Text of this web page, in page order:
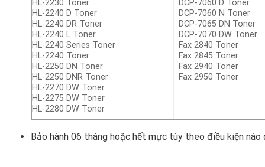
HL-2230 Toner
HL-2240 D Toner
HL-2240 DR Toner
HL-2240 L Toner
HL-2240 Series Toner
HL-2240 Toner
HL-2250 DN Toner
HL-2250 DNR Toner
HL-2270 DW Toner
HL-2275 DW Toner
HL-2280 DW Toner
DCP-7060 D Toner
DCP-7060 N Toner
DCP-7065 DN Toner
DCP-7070 DW Toner
Fax 2840 Toner
Fax 2845 Toner
Fax 2940 Toner
Fax 2950 Toner
Bảo hành 06 tháng hoặc hết mực tùy theo điều kiện